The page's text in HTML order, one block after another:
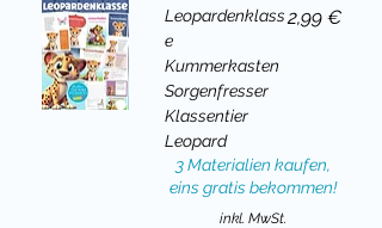
Leopardenklass
e
Kummerkasten
Sorgenfresser
Klassentier
Leopard
Preis
2,99 €
3 Materialien kaufen,
eins gratis bekommen!
inkl. MwSt.